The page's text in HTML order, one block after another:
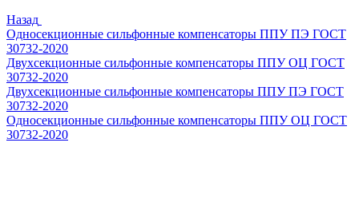
Назад
Односекционные сильфонные компенсаторы ППУ ПЭ ГОСТ
30732-2020
Двухсекционные сильфонные компенсаторы ППУ ОЦ ГОСТ
30732-2020
Двухсекционные сильфонные компенсаторы ППУ ПЭ ГОСТ
30732-2020
Односекционные сильфонные компенсаторы ППУ ОЦ ГОСТ
30732-2020